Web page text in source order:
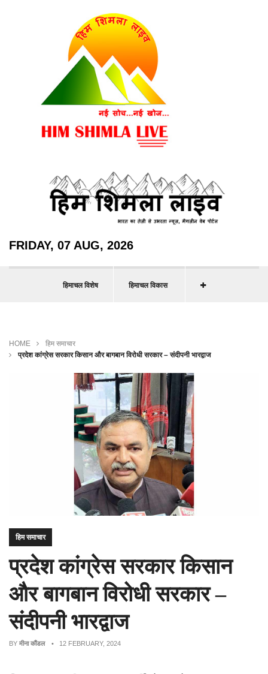
FRIDAY, 07 AUG, 2026
हिमाचल विशेष हिमाचल विकास
HOME
हिम समाचार
प्रदेश कांग्रेस सरकार किसान और बागबान विरोधी सरकार – संदीपनी भारद्वाज
हिम समाचार
प्रदेश कांग्रेस सरकार किसान
और बागबान विरोधी सरकार –
संदीपनी भारद्वाज
BY मीना कौंडल • 12 FEBRUARY, 2024